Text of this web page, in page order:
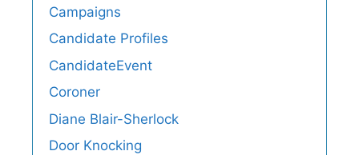
Campaigns
Candidate Profiles
CandidateEvent
Coroner
Diane Blair-Sherlock
Door Knocking